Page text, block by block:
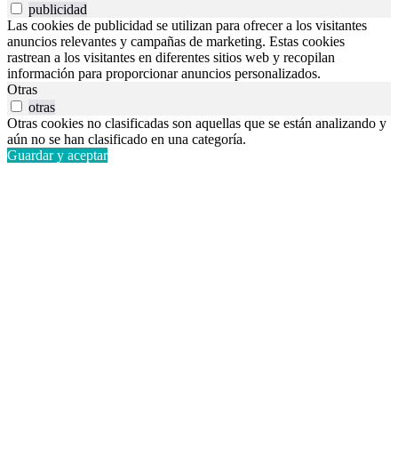
publicidad
Las cookies de publicidad se utilizan para ofrecer a los visitantes
anuncios relevantes y campañas de marketing. Estas cookies
rastrean a los visitantes en diferentes sitios web y recopilan
información para proporcionar anuncios personalizados.
Otras
otras
Otras cookies no clasificadas son aquellas que se están analizando y
aún no se han clasificado en una categoría.
Guardar y aceptar